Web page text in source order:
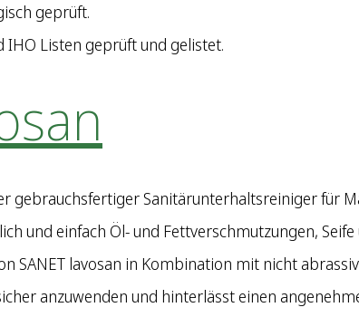
geprüft.
IHO Listen geprüft und gelistet.
gebrauchsfertiger Sanitärunterhaltsreiniger für
und einfach Öl- und Fettverschmutzungen,
SANET lavosan in Kombination mit nicht
anzuwenden und hinterlässt einen